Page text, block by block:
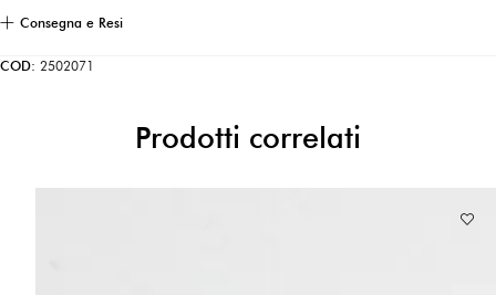
COD: 2502071
Consegna e Resi
Prodotti correlati